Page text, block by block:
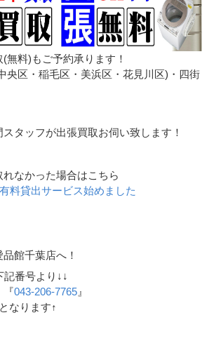
無料)もご予約承ります！
央区・稲毛区・美浜区・花見川区)・四街
タッフが出張買取お伺い致します！
なかった場合はこちら
料貸出サービス始めました
館千葉店へ！
記番号より↓↓
043-206-7765』
なります↑